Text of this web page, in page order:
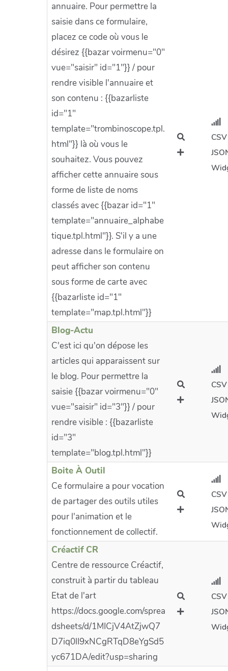
annuaire. Pour permettre la
saisie dans ce formulaire,
placez ce code où vous le
désirez {{bazar voirmenu="0"
vue="saisir" id="1"}} / pour
rendre visible l'annuaire et
son contenu : {{bazarliste
id="1"
template="trombinoscope.tpl.
html"}} là où vous le
souhaitez. Vous pouvez
afficher cette annuaire sous
forme de liste de noms
classés avec {{bazar id="1"
template="annuaire_alphabe
tique.tpl.html"}}. S'il y a une
adresse dans le formulaire on
peut afficher son contenu
sous forme de carte avec
{{bazarliste id="1"
template="map.tpl.html"}}
CSV
Blog-Actu
C'est ici qu'on dépose les
articles qui apparaissent sur
le blog. Pour permettre la
saisie {{bazar voirmenu="0"
vue="saisir" id="3"}} / pour
rendre visible : {{bazarliste
id="3"
template="blog.tpl.html"}}
CSV
Boite À Outil
Ce formulaire a pour vocation
de partager des outils utiles
pour l'animation et le
fonctionnement de collectif.
CSV
Créactif CR
Centre de ressource Créactif,
construit à partir du tableau
Etat de l'art
https://docs.google.com/sprea
dsheets/d/1MICjV4AtZjwQ7
D7iq0lI9xNCgRTqD8eYgSd5
yc671DA/edit?usp=sharing
CSV